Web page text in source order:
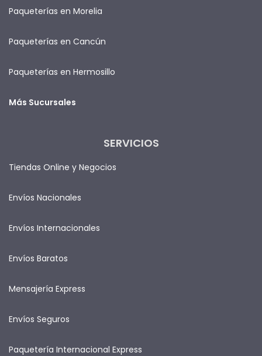
Paqueterías en Morelia
Paqueterías en Cancún
Paqueterías en Hermosillo
Más Sucursales
SERVICIOS
Tiendas Online y Negocios
Envíos Nacionales
Envíos Internacionales
Envíos Baratos
Mensajería Express
Envíos Seguros
Paquetería Internacional Express